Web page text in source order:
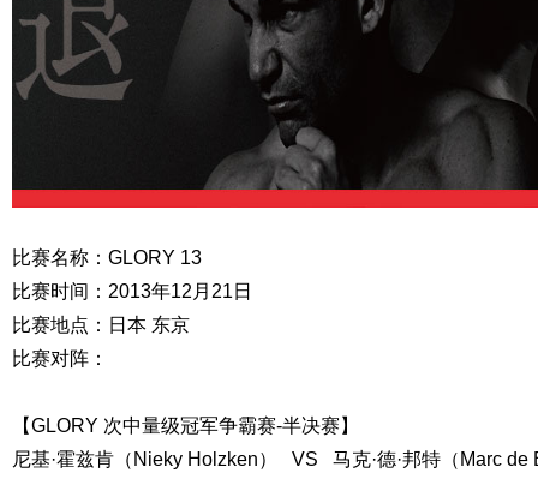
比赛名称：GLORY 13
比赛时间：2013年12月21日
比赛地点：日本 东京
比赛对阵：
【GLORY 次中量级冠军争霸赛-半决赛】
尼基·霍兹肯（Nieky Holzken） VS 马克·德·邦特（Marc de